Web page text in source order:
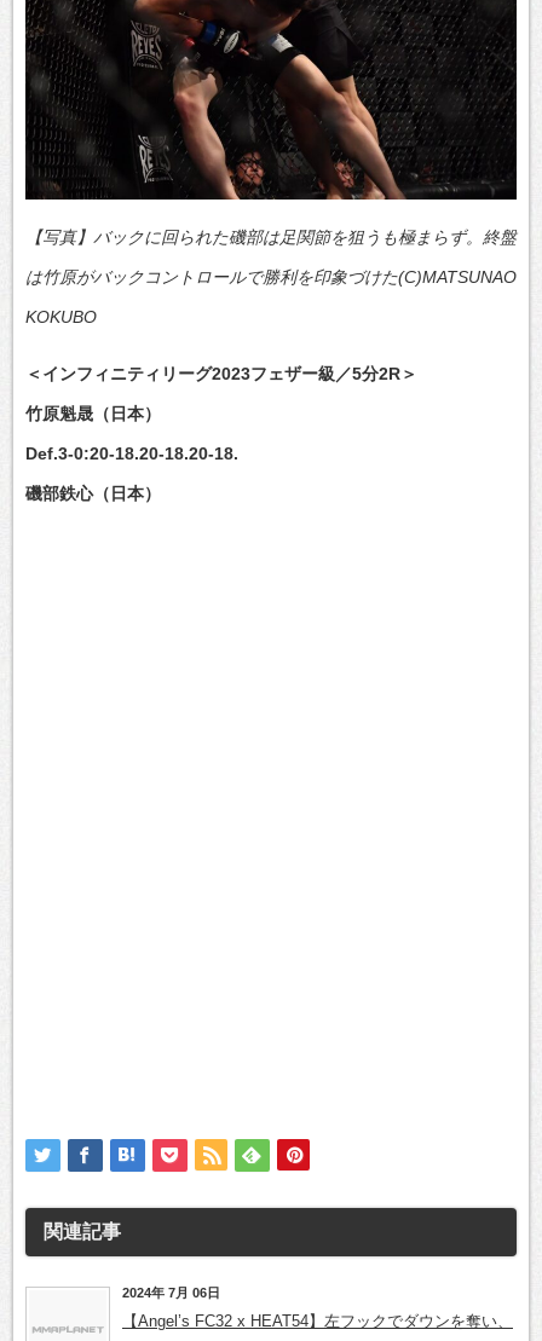
【写真】バックに回られた磯部は足関節を狙うも極まらず。終盤
は竹原がバックコントロールで勝利を印象づけた(C)MATSUNAO
KOKUBO
＜インフィニティリーグ2023フェザー級／5分2R＞
竹原魁晟（日本）
Def.3-0:20-18.20-18.20-18.
磯部鉄心（日本）
関連記事
2024年 7月 06日
【Angel’s FC32 x HEAT54】左フックでダウンを奪い、